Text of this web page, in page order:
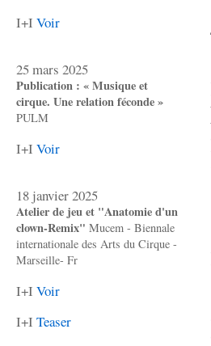
I+I Voir
25 mars 2025
Publication : « Musique et
cirque. Une relation féconde »
PULM
I+I Voir
18 janvier 2025
Atelier de jeu et "Anatomie d'un
clown-Remix" Mucem - Biennale
internationale des Arts du Cirque -
Marseille- Fr
I+I Voir
I+I Teaser